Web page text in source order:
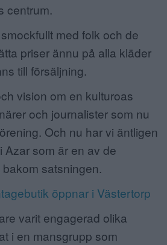
centrum.
med folk och de
priser ännu på alla kläder
till försäljning.
vision om en kulturoas
och journalister som nu
Och nu har vi äntligen
Azar som är en av de
satsningen.
öppnar i Västertorp
varit engagerad olika
i en mansgrupp som